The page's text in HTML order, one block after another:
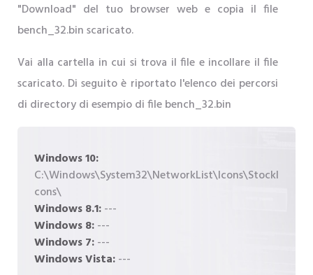
"Download" del tuo browser web e copia il file
bench_32.bin scaricato.
Vai alla cartella in cui si trova il file e incollare il file
scaricato. Di seguito è riportato l'elenco dei percorsi
di directory di esempio di file bench_32.bin
Windows 10:
C:\Windows\System32\NetworkList\Icons\StockI
cons\
Windows 8.1:---
Windows 8:---
Windows 7:---
Windows Vista:---